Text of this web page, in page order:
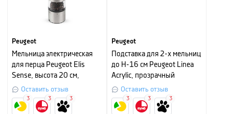
Peugeot
Мельница электрическая
для перца Peugeot Elis
Sense, высота 20 см,
серебристый
Оставить отзыв
3 3 3
Peugeot
Подставка для 2-х мельниц
до H-16 см Peugeot Linea
Acrylic, прозрачный
Оставить отзыв
3 3 3